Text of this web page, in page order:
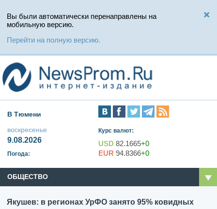
Вы были автоматически перенаправлены на
мобильную версию.
Перейти на полную версию.
В Тюмени
воскресенье
9.08.2026
Погода:
Курс валют:
USD 82.1665+0
EUR 94.8366+0
ОБЩЕСТВО
Якушев: в регионах УрФО занято 95% ковидных